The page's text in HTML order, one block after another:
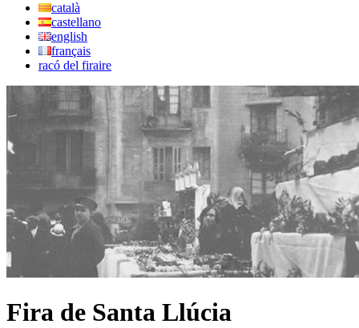
català
castellano
english
français
racó del firaire
Fira de Santa Llúcia